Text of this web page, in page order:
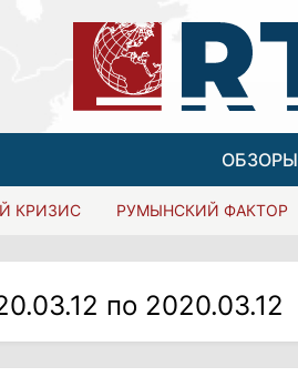
ОБЗОРЫ
КРИЗИС РУМЫНСКИЙ ФАКТОР
по 2020.03.12